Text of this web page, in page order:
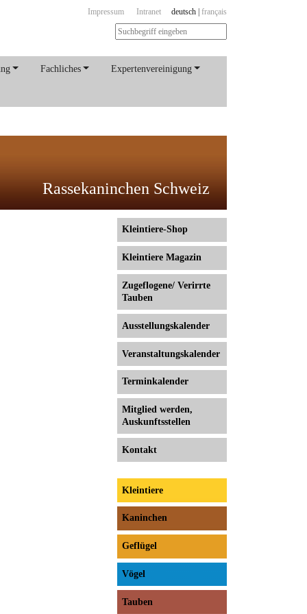
Impressum Intranet deutsch français
Fachliches Expertenvereinigung
Rassekaninchen Schweiz
Kleintiere-Shop
Kleintiere Magazin
Zugeflogene/ Verirrte
Tauben
Ausstellungs­kalender
Veranstaltungs­kalender
Terminkalender
Mitglied werden,
Auskunftsstellen
Kontakt
Kleintiere
Kaninchen
Geflügel
Vögel
Tauben